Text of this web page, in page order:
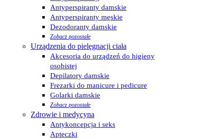
Antyperspiranty damskie
Antyperspiranty męskie
Dezodoranty damskie
Zobacz pozostałe
Urządzenia do pielęgnacji ciała
Akcesoria do urządzeń do higieny
osobistej
Depilatory damskie
Frezarki do manicure i pedicure
Golarki damskie
Zobacz pozostałe
Zdrowie i medycyna
Antykoncepcja i seks
Apteczki